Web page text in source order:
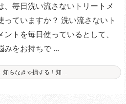
、毎日洗い流さないトリートメ
っていますか？ 洗い流さないト
ントを毎日使っているとして、
みをお持ちで ...
知らなきゃ損する！知 ...